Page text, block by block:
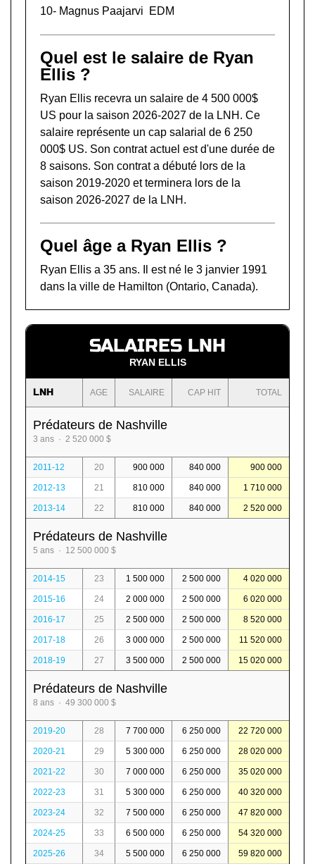
10- Magnus Paajarvi EDM
Quel est le salaire de Ryan
Ellis ?
Ryan Ellis recevra un salaire de 4 500 000$
US pour la saison 2026-2027 de la LNH. Ce
salaire représente un cap salarial de 6 250
000$ US. Son contrat actuel est d'une durée de
8 saisons. Son contrat a débuté lors de la
saison 2019-2020 et terminera lors de la
saison 2026-2027 de la LNH.
Quel âge a Ryan Ellis ?
Ryan Ellis a 35 ans. Il est né le 3 janvier 1991
dans la ville de Hamilton (Ontario, Canada).
SALAIRES LNH
RYAN ELLIS
LNH AGE SALAIRE CAP HIT TOTAL
Prédateurs de Nashville
3 ans · 2 520 000 $
2011-12 20 900 000 840 000 900 000
2012-13 21 810 000 840 000 1 710 000
2013-14 22 810 000 840 000 2 520 000
Prédateurs de Nashville
5 ans · 12 500 000 $
2014-15 23 1 500 000 2 500 000 4 020 000
2015-16 24 2 000 000 2 500 000 6 020 000
2016-17 25 2 500 000 2 500 000 8 520 000
2017-18 26 3 000 000 2 500 000 11 520 000
2018-19 27 3 500 000 2 500 000 15 020 000
Prédateurs de Nashville
8 ans · 49 300 000 $
2019-20 28 7 700 000 6 250 000 22 720 000
2020-21 29 5 300 000 6 250 000 28 020 000
2021-22 30 7 000 000 6 250 000 35 020 000
2022-23 31 5 300 000 6 250 000 40 320 000
2023-24 32 7 500 000 6 250 000 47 820 000
2024-25 33 6 500 000 6 250 000 54 320 000
2025-26 34 5 500 000 6 250 000 59 820 000